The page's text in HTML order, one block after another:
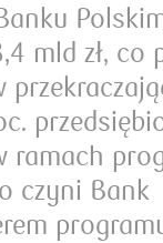
mld zł, co
czyni Bank